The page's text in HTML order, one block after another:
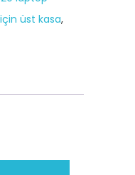
üst kasa,